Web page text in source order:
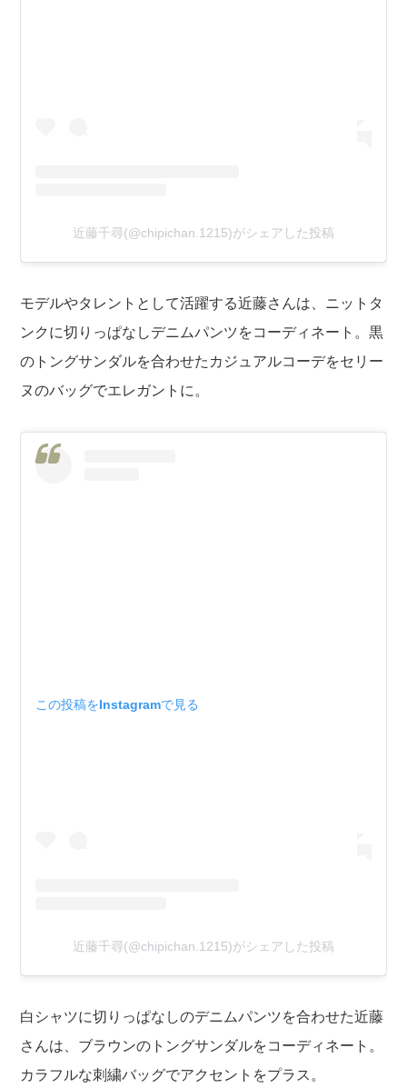
近藤千尋(@chipichan.1215)がシェアした投稿
モデルやタレントとして活躍する近藤さんは、ニットタ
ンクに切りっぱなしデニムパンツをコーディネート。黒
のトングサンダルを合わせたカジュアルコーデをセリー
ヌのバッグでエレガントに。
この投稿をInstagramで見る
近藤千尋(@chipichan.1215)がシェアした投稿
白シャツに切りっぱなしのデニムパンツを合わせた近藤
さんは、ブラウンのトングサンダルをコーディネート。
カラフルな刺繍バッグでアクセントをプラス。